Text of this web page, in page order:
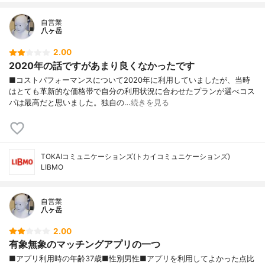
自営業
八ヶ岳
2.00
2020年の話ですがあまり良くなかったです
■コストパフォーマンスについて2020年に利用していましたが、当時
はとても革新的な価格帯で自分の利用状況に合わせたプランが選べコス
パは最高だと思いました。独自の…続きを見る
TOKAIコミュニケーションズ(トカイコミュニケーションズ)
LIBMO
自営業
八ヶ岳
2.00
有象無象のマッチングアプリの一つ
■アプリ利用時の年齢37歳■性別男性■アプリを利用してよかった点比